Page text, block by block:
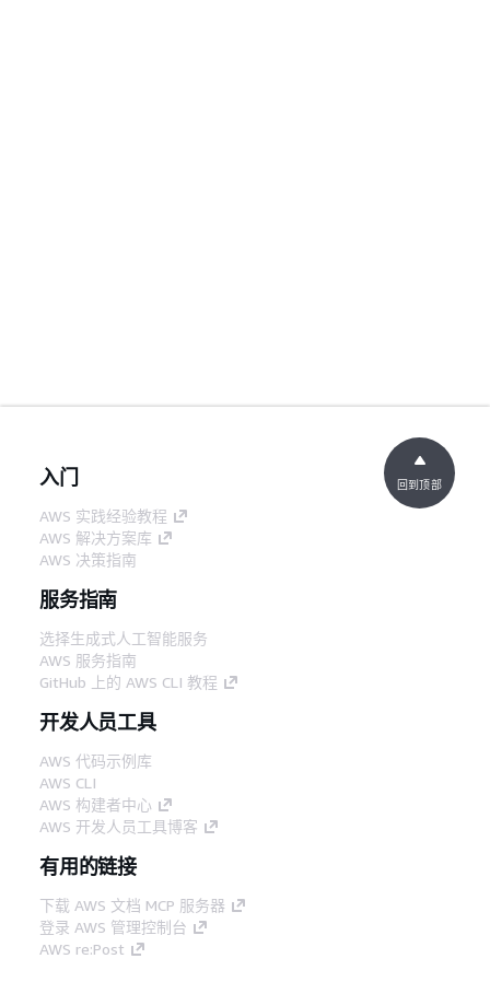
入门
AWS 实践经验教程
AWS 解决方案库
AWS 决策指南
服务指南
选择生成式人工智能服务
AWS 服务指南
GitHub 上的 AWS CLI 教程
开发人员工具
AWS 代码示例库
AWS CLI
AWS 构建者中心
AWS 开发人员工具博客
有用的链接
下载 AWS 文档 MCP 服务器
登录 AWS 管理控制台
AWS re:Post
回到顶部